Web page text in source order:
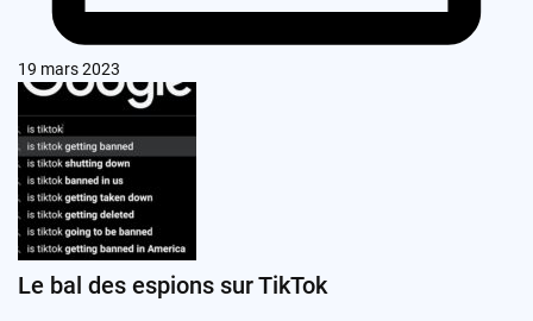
19 mars 2023
Le bal des espions sur TikTok